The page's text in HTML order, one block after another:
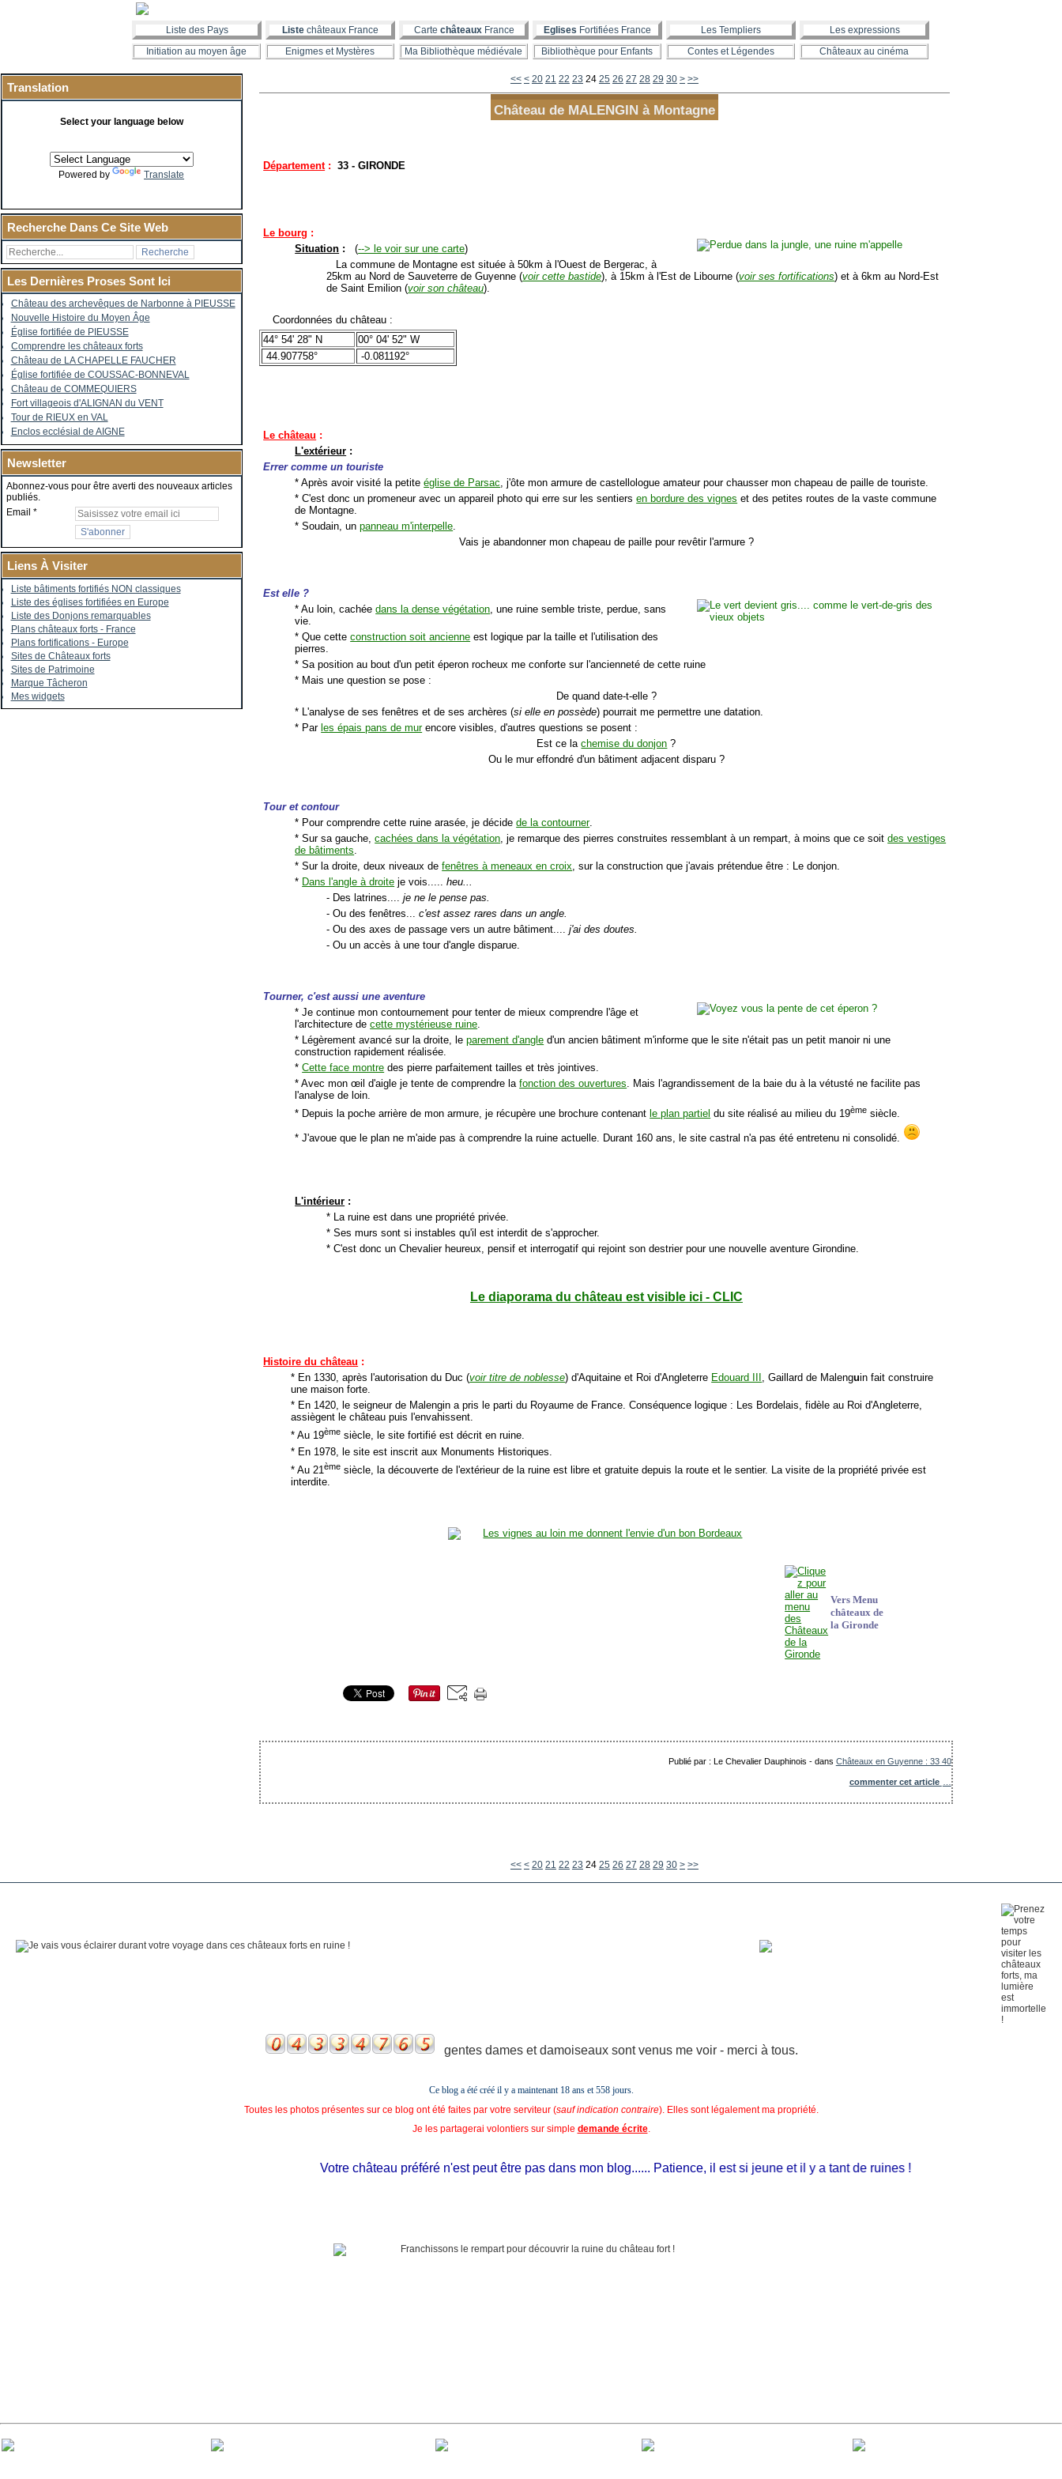
Liste des Pays Liste châteaux France Carte châteauxFrance Eglises Fortifiées France Les Templiers
Les expressions
Initiation au moyen âge
Enigmes et Mystères Ma Bibliothèque médiévale Bibliothèque pour Enfants Contes et Légendes Châteaux au cinéma
Translation
Select your language below
Powered by Translate
Recherche Dans Ce Site Web
Les Dernières Proses Sont Ici
Château des archevêques de Narbonne à PIEUSSE
Nouvelle Histoire du Moyen Âge
Église fortifiée de PIEUSSE
Comprendre les châteaux forts
Château de LA CHAPELLE FAUCHER
Église fortifiée de COUSSAC-BONNEVAL
Château de COMMEQUIERS
Fort villageois d'ALIGNAN du VENT
Tour de RIEUX en VAL
Enclos ecclésial de AIGNE
Newsletter
Abonnez-vous pour être averti des nouveaux articles
publiés.
Email
Liens À Visiter
Liste bâtiments fortifiés NON classiques
Liste des églises fortifiées en Europe
Liste des Donjons remarquables
Plans châteaux forts - France
Plans fortifications - Europe
Sites de Châteaux forts
Sites de Patrimoine
Marque Tâcheron
Mes widgets
<< < 10
20 21 22 23 24 25 26 27 28 29 30 40
50
60
70
80
90
100
> >>
Château de MALENGIN à Montagne
Département: 33 - GIRONDE
Le bourg :
Situation : (--> le voir sur une carte)
La commune de Montagne est située à 50km à l'Ouest de Bergerac, à
25km au Nord de Sauveterre de Guyenne (voir cette bastide), à 15km à l'Est de Libourne (voir ses fortifications) et à 6km au Nord-Est
de Saint Emilion (voir son château).
Coordonnées du château :
44° 54' 28" N
00° 04' 52" W
44.907758°
-0.081192°
Le château :
L'extérieur :
Errer comme un touriste
* Après avoir visité la petiteéglise de Parsac , j'ôte mon armure de castellologue amateur pour chausser mon chapeau de paille de touriste.
* C'est donc un promeneur avec un appareil photo qui erre sur les sentiersen bordure des vignes et des petites routes de la vaste commune
de Montagne.
* Soudain, unpanneau m'interpelle
Vais je abandonner mon chapeau de paille pour revêtir l'armure ?
Est elle ?
* Au loin, cachéedans la dense végétation , une ruine semble triste, perdue, sans
vie.
* Que cetteconstruction soit ancienne est logique par la taille et l'utilisation des
pierres.
* Sa position au bout d'un petit éperon rocheux me conforte sur l'ancienneté de cette ruine
* Mais une question se pose :
De quand date-t-elle ?
* L'analyse de ses fenêtres et de ses archères (si elle en possède) pourrait me permettre une datation.
* Par les épais pans de murencore visibles, d'autres questions se posent :
Est ce lachemise du donjon ?
Ou le mur effondré d'un bâtiment adjacent disparu ?
Tour et contour
* Pour comprendre cette ruine arasée, je décidede la contourner.
* Sur sa gauche,cachées dans la végétation , je remarque des pierres construites ressemblant à un rempart, à moins que ce soitdes vestiges
de bâtiments
* Sur la droite, deux niveaux defenêtres à meneaux en croix , sur la construction que j'avais prétendue être : Le donjon.
* Dans l'angle à droite je vois.....heu...
- Des latrines....je ne le pense pas.
- Ou des fenêtres...c'est assez rares dans un angle.
- Ou des axes de passage vers un autre bâtiment....j'ai des doutes.
- Ou un accès à une tour d'angle disparue.
Tourner, c'est aussi une aventure
* Je continue mon contournement pour tenter de mieux comprendre l'âge et
l'architecture decette mystérieuse ruine
* Légèrement avancé sur la droite, leparement d'angle d'un ancien bâtiment m'informe que le site n'était pas un petit manoir ni une
construction rapidement réalisée.
*Cette face montre des pierre parfaitement tailles et très jointives.
* Avec mon œil d'aigle je tente de comprendre lafonction des ouvertures . Mais l'agrandissement de la baie du à la vétusté ne facilite pas
l'analyse de loin.
* Depuis la poche arrière de mon armure, je récupère une brochure contenant le plan partiel du site réalisé au milieu du 19ème siècle.
* J'avoue que le plan ne m'aide pas à comprendre la ruine actuelle. Durant 160 ans, le site castral n'a pas été entretenu ni consolidé.
L'intérieur :
* La ruine est dans une propriété privée.
* Ses murs sont si instables qu'il est interdit de s'approcher.
* C'est donc un Chevalier heureux, pensif et interrogatif qui rejoint son destrier pour une nouvelle aventure Girondine.
Le diaporama du château est visible ici - CLIC
Histoire du château :
* En 1330, après l'autorisation du Duc (voir titre de noblesse) d'Aquitaine et Roi d'Angleterre Edouard III , Gaillard de Malenguin fait construire
une maison forte.
* En 1420, le seigneur de Malengin a pris le parti du Royaume de France. Conséquence logique : Les Bordelais, fidèle au Roi d'Angleterre,
assiègent le château puis l'envahissent.
* Au 19ème siècle, le site fortifié est décrit en ruine.
* En 1978, le site est inscrit aux Monuments Historiques.
* Au 21ème siècle, la découverte de l'extérieur de la ruine est libre et gratuite depuis la route et le sentier. La visite de la propriété privée est
interdite.
Vers Menu
châteaux de
la Gironde
Publié par : Le Chevalier Dauphinois -dans Châteaux en Guyenne : 33 40
commenter cet article
<< < 10
20 21 22 23 24 25 26 27 28 29 30 40
50
60
70
80
90
100
> >>
gentes dames et damoiseaux sont venus me voir - merci à tous.
Ce blog a été créé il y a maintenant 18 ans et558 jours.
Toutes les photos présentes sur ce blog ont été faites par votre serviteur (sauf indication contraire). Elles sont légalement ma propriété.
Je les partagerai volontiers sur simple demande écrite.
Votre château préféré n'est peut être pas dans mon blog...... Patience, il est si jeune et il y a tant de ruines !